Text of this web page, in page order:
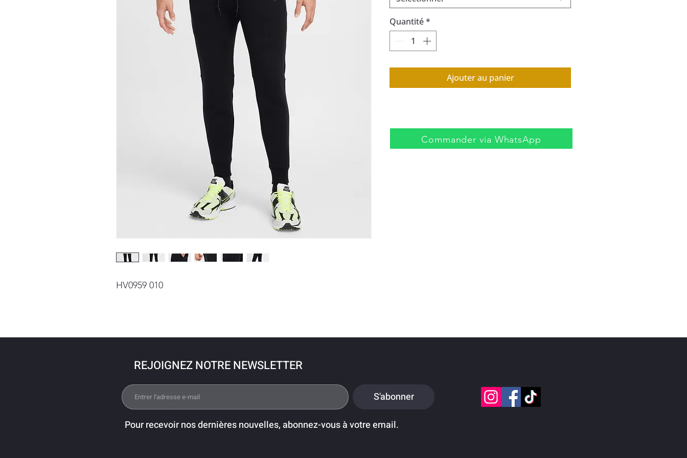
HV0959 010
Quantité*
Ajouter au panier
Commander via WhatsApp
REJOIGNEZ NOTRE NEWSLETTER
S'abonner
Pour recevoir nos dernières nouvelles, abonnez-vous à votre email.